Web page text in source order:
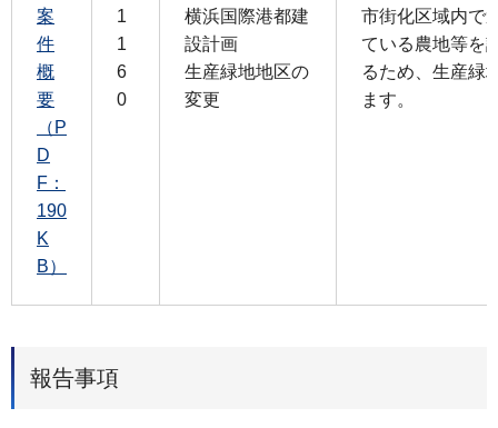
案
件
概
要
（P
D
F：
190
K
B）
1
1
6
0
横浜国際港都建
設計画
生産緑地地区の
変更
市街化区域内で
ている農地等を
るため、生産緑
ます。
報告事項